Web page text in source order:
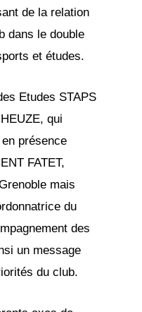
de la relation
dans le double
et études.
Etudes STAPS
qui
présence
FATET,
mais
du
des
un message
du club.